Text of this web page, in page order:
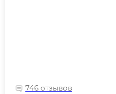
746 отзывов